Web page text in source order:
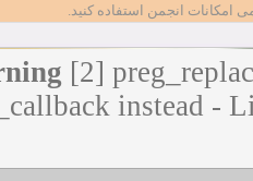
امکانات انجمن استفاده کنید.
[2]
instead -